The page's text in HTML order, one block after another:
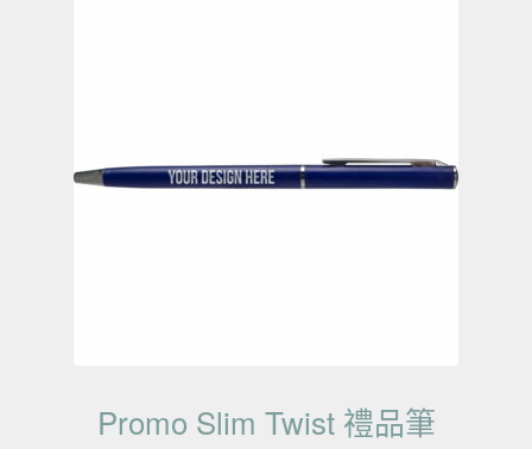
Promo Slim Twist 禮品筆